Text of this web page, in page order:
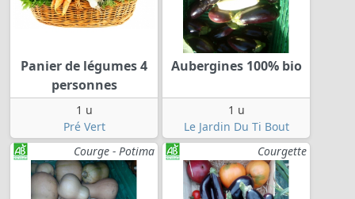
Panier de légumes 4
personnes
1 u
Pré Vert
Aubergines 100% bio
1 u
Le Jardin Du Ti Bout
Courge - Potima
Courgette